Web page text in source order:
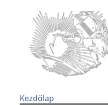
Kezdőlap